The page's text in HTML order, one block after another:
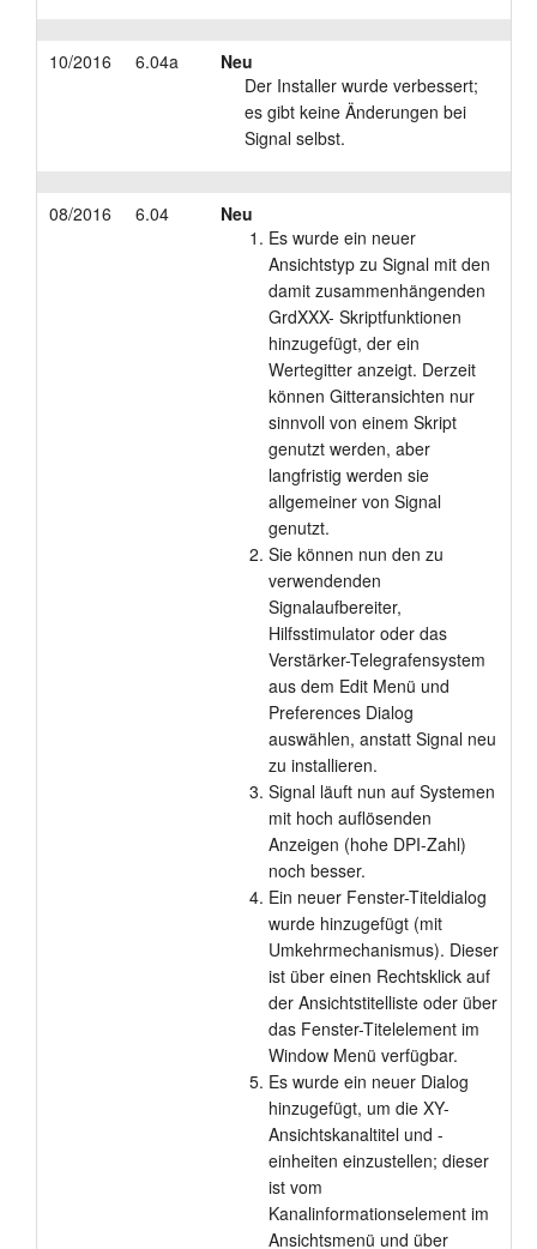
10/2016 6.04a
Neu
Der Installer wurde verbessert;
es gibt keine Änderungen bei
Signal selbst.
08/2016 6.04
Neu
Es wurde ein neuer
Ansichtstyp zu Signal mit den
damit zusammenhängenden
GrdXXX- Skriptfunktionen
hinzugefügt, der ein
Wertegitter anzeigt. Derzeit
können Gitteransichten nur
sinnvoll von einem Skript
genutzt werden, aber
langfristig werden sie
allgemeiner von Signal
genutzt.
Sie können nun den zu
verwendenden
Signalaufbereiter,
Hilfsstimulator oder das
Verstärker-Telegrafensystem
aus dem Edit Menü und
Preferences Dialog
auswählen, anstatt Signal neu
zu installieren.
Signal läuft nun auf Systemen
mit hoch auflösenden
Anzeigen (hohe DPI-Zahl)
noch besser.
Ein neuer Fenster-Titeldialog
wurde hinzugefügt (mit
Umkehrmechanismus). Dieser
ist über einen Rechtsklick auf
der Ansichtstitelliste oder über
das Fenster-Titelelement im
Window Menü verfügbar.
Es wurde ein neuer Dialog
hinzugefügt, um die XY-
Ansichtskanaltitel und -
einheiten einzustellen; dieser
ist vom
Kanalinformationselement im
Ansichtsmenü und über